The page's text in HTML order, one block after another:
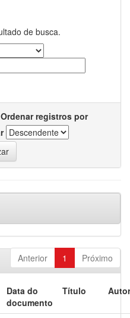
de busca.
Ordenar registros por
Anterior 1 Próximo
Data do
documento
Título